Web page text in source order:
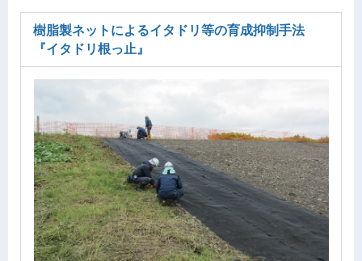
樹脂製ネットによるイタドリ等の育成抑制手法
『イタドリ根っ止』